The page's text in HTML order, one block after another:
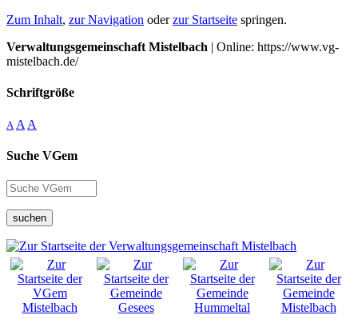
Zum Inhalt, zur Navigation oderzur Startseite springen.
Verwaltungsgemeinschaft Mistelbach | Online: https://www.vg-
mistelbach.de/
Schriftgröße
A A A
Suche VGem
suchen